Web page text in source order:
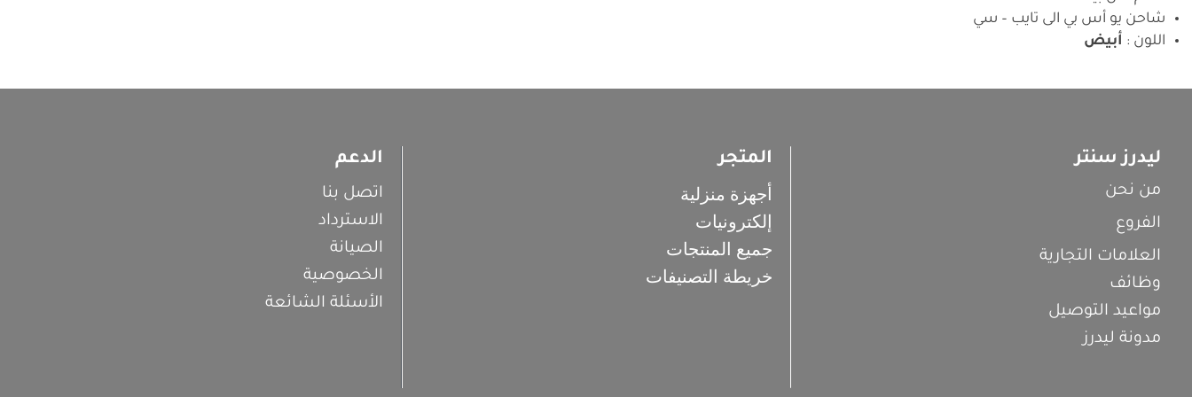
شاحن يو أس بي الى تايب – سي
اللون : أبيض
ليدرز سنتر
من نحن
الفروع
العلامات التجارية
وظائف
مواعيد التوصيل
مدونة ليدرز
المتجر
أجهزة منزلية
إلكترونيات
جميع المنتجات
خريطة التصنيفات
الدعم
اتصل بنا
الاسترداد
الصيانة
الخصوصية
الأسئلة الشائعة